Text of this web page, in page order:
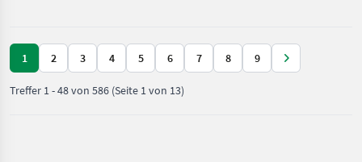
1 2 3 4 5 6 7 8 9
Treffer 1-48von 586 (Seite 1 von 13)